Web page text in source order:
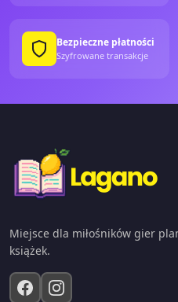
Bezpieczne płatności
Szyfrowane transakcje
Miejsce dla miłośników gier
książek.